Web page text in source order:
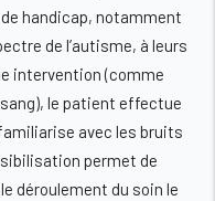
handicap, notamment
de l’autisme, à leurs
intervention (comme
le patient effectue
avec les bruits
permet de
déroulement du soin le